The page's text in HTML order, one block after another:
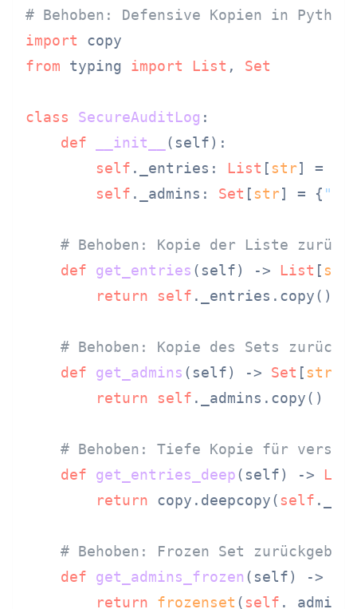
# Behoben: Defensive Kopien in Python
import
from typing import List , Set
class SecureAuditLog :
def
__init__ ( self):
self ._entries: List [ str] = []
self ._admins: Set [ str] = {
# Behoben: Kopie der Liste
def
get_entries ( self) -> List [ str
return
self ._entries.copy()
# Behoben: Kopie des Sets
def
get_admins ( self) -> Set [ str
return
self ._admins.copy()
# Behoben: Tiefe Kopie für
def
get_entries_deep( self) ->
return copy.deepcopy( self
# Behoben: Frozen Set
def
get_admins_frozen ( self) ->
return
frozenset ( self